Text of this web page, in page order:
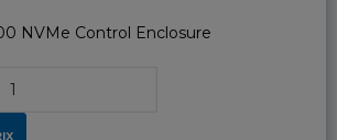
NVMe Control Enclosure